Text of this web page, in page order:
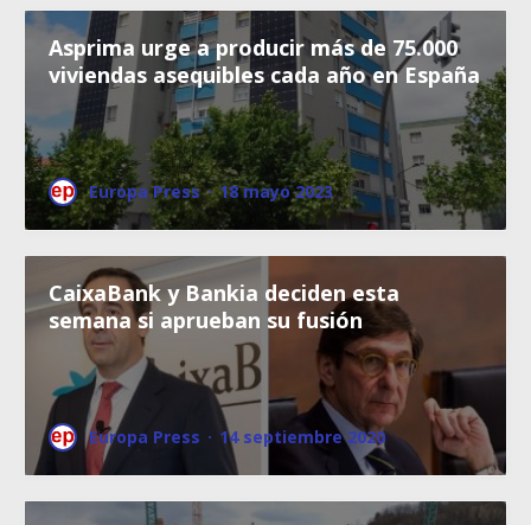
Asprima urge a producir más de 75.000
viviendas asequibles cada año en España
Europa Press · 18 mayo 2023
CaixaBank y Bankia deciden esta
semana si aprueban su fusión
Europa Press · 14 septiembre 2020